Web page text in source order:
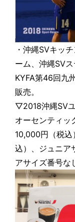
・沖縄SVキッ
ーム、沖縄SV
KYFA第46回九
販売。
▽2018沖縄SV
オーセンティッ
10,000円（税
込）、ジュニア
アサイズ番号な